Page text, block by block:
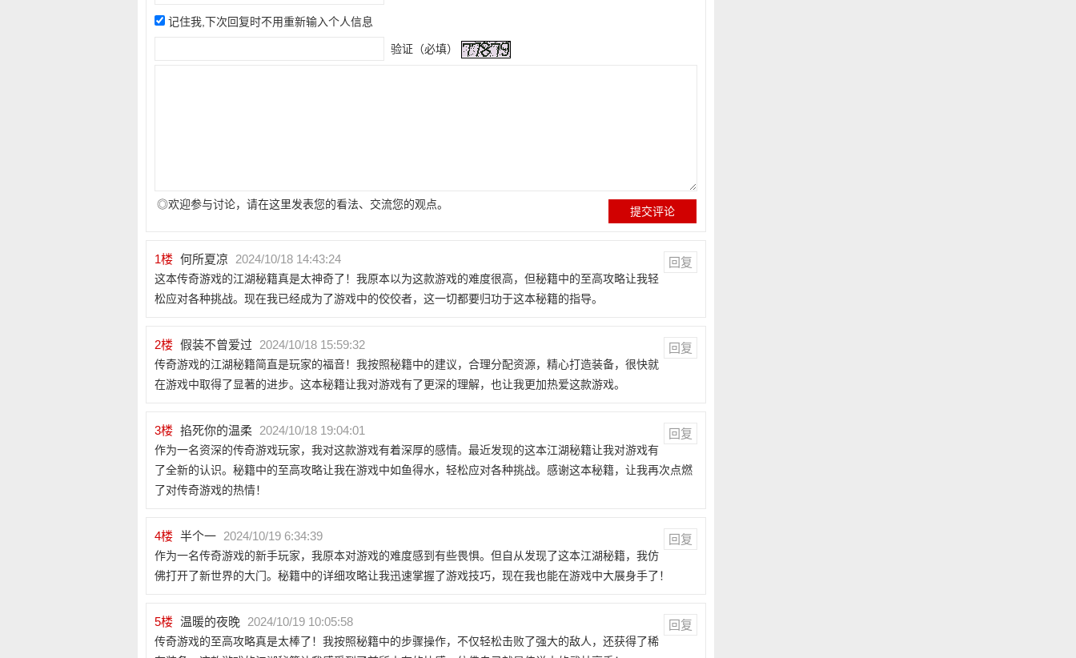
记住我,下次回复时不用重新输入个人信息
验证（必填）
◎欢迎参与讨论，请在这里发表您的看法、交流您的观点。
1楼 何所夏凉 2024/10/18 14:43:24 回复
这本传奇游戏的江湖秘籍真是太神奇了！我原本以为这款游戏的难度很高，但秘籍中的至高攻略让我轻
松应对各种挑战。现在我已经成为了游戏中的佼佼者，这一切都要归功于这本秘籍的指导。
2楼 假装不曾爱过 2024/10/18 15:59:32 回复
传奇游戏的江湖秘籍简直是玩家的福音！我按照秘籍中的建议，合理分配资源，精心打造装备，很快就
在游戏中取得了显著的进步。这本秘籍让我对游戏有了更深的理解，也让我更加热爱这款游戏。
3楼 掐死你的温柔 2024/10/18 19:04:01 回复
作为一名资深的传奇游戏玩家，我对这款游戏有着深厚的感情。最近发现的这本江湖秘籍让我对游戏有
了全新的认识。秘籍中的至高攻略让我在游戏中如鱼得水，轻松应对各种挑战。感谢这本秘籍，让我再次点燃
了对传奇游戏的热情！
4楼 半个一 2024/10/19 6:34:39 回复
作为一名传奇游戏的新手玩家，我原本对游戏的难度感到有些畏惧。但自从发现了这本江湖秘籍，我仿
佛打开了新世界的大门。秘籍中的详细攻略让我迅速掌握了游戏技巧，现在我也能在游戏中大展身手了！
5楼 温暖的夜晚 2024/10/19 10:05:58 回复
传奇游戏的至高攻略真是太棒了！我按照秘籍中的步骤操作，不仅轻松击败了强大的敌人，还获得了稀